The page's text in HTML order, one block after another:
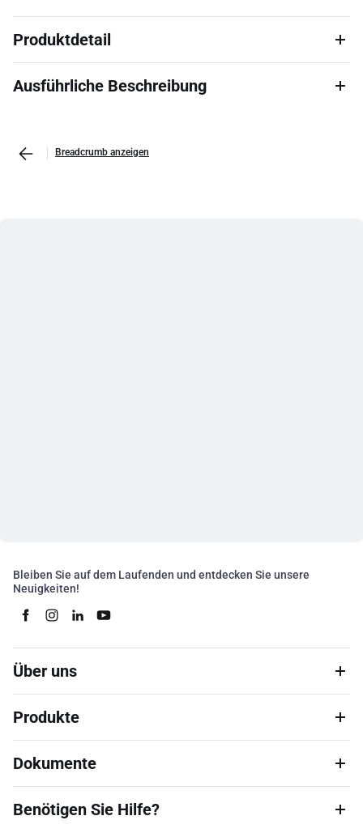
Produktdetail
Ausführliche Beschreibung
Breadcrumb anzeigen
Bleiben Sie auf dem Laufenden und entdecken Sie unsere
Neuigkeiten!
Über uns
Produkte
Dokumente
Benötigen Sie Hilfe?